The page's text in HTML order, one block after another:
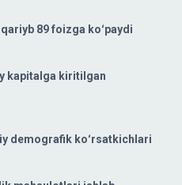
89 foizga koʻpaydi
kapitalga kiritilgan
demografik koʻrsatkichlari